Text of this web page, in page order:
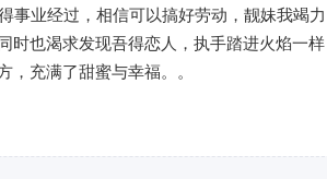
事业经过，相信可以搞好劳动，靓妹我竭力
时也渴求发现吾得恋人，执手踏进火焰一样
充满了甜蜜与幸福。。